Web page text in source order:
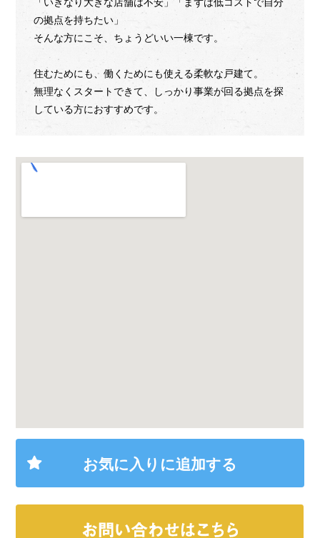
の拠点を持ちたい」
そんな方にこそ、ちょうどいい一棟です。
住むためにも、働くためにも使える柔軟な戸建て。
無理なくスタートできて、しっかり事業が回る拠点を探
している方におすすめです。
お気に入りに追加する